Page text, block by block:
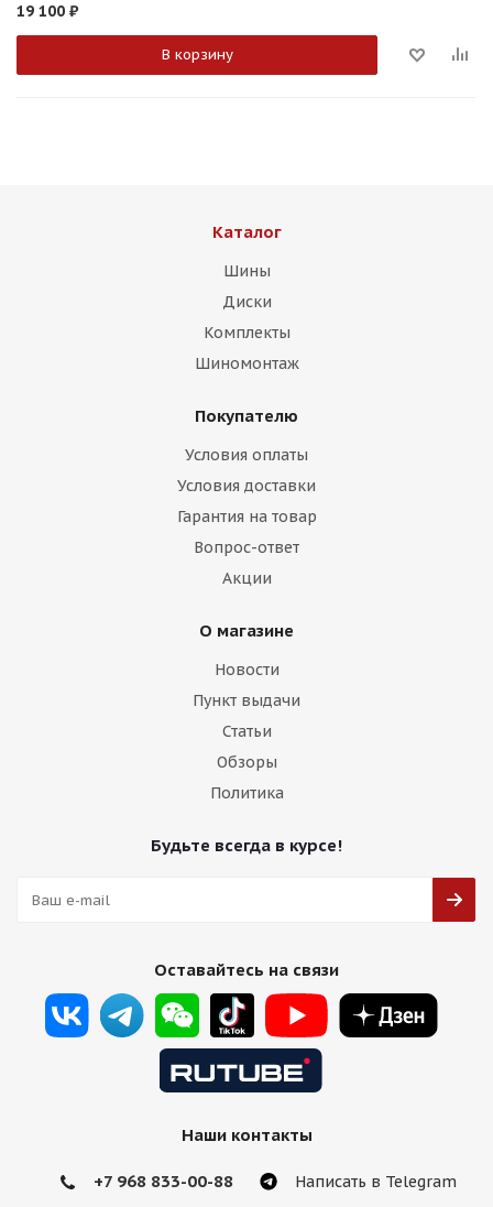
19 100 ₽
В корзину
Каталог
Шины
Диски
Комплекты
Шиномонтаж
Покупателю
Условия оплаты
Условия доставки
Гарантия на товар
Вопрос-ответ
Акции
О магазине
Новости
Пункт выдачи
Статьи
Обзоры
Политика
Будьте всегда в курсе!
Оставайтесь на связи
Наши контакты
+7 968 833-00-88 Написать в Telegram